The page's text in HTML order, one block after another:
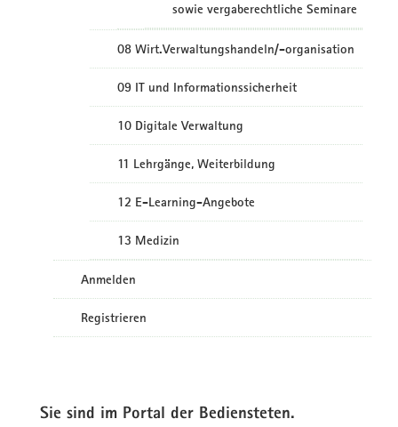
sowie vergaberechtliche Seminare
08 Wirt.Verwaltungshandeln/-organisation
09 IT und Informationssicherheit
10 Digitale Verwaltung
11 Lehrgänge, Weiterbildung
12 E-Learning-Angebote
13 Medizin
Anmelden
Registrieren
Sie sind im Portal der Bediensteten.